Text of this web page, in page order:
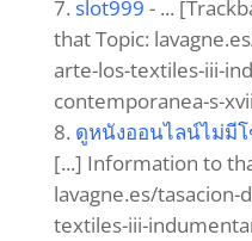
slot999 - ...
that Topic:
arte-los-textiles-iii-
contemporanea-s-
ดูหนังออนไลน์ไม่มี
[...] Information to
lavagne.es/tasacion-
textiles-iii-